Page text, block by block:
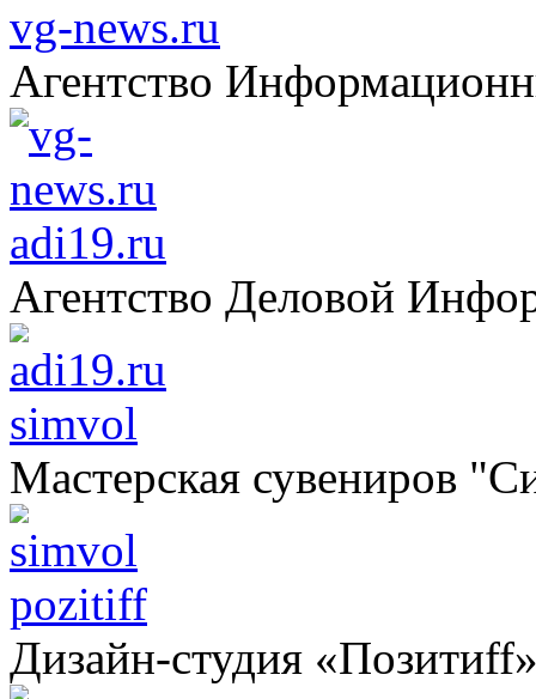
vg-news.ru
Агентство
adi19.ru
Агентство Деловой
simvol
Мастерская сувениров
pozitiff
Дизайн-студия